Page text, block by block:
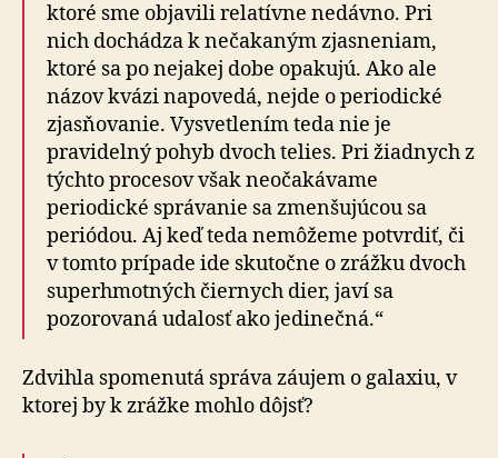
ktoré sme objavili relatívne nedávno. Pri
nich dochádza k nečakaným zjasneniam,
ktoré sa po nejakej dobe opakujú. Ako ale
názov kvázi napovedá, nejde o periodické
zjasňovanie. Vysvetlením teda nie je
pravidelný pohyb dvoch telies. Pri žiadnych z
týchto procesov však neočakávame
periodické správanie sa zmenšujúcou sa
periódou. Aj keď teda nemôžeme potvrdiť, či
v tomto prípade ide skutočne o zrážku dvoch
superhmotných čiernych dier, javí sa
pozorovaná udalosť ako jedinečná.“
Zdvihla spomenutá správa záujem o galaxiu, v
ktorej by k zrážke mohlo dôjsť?